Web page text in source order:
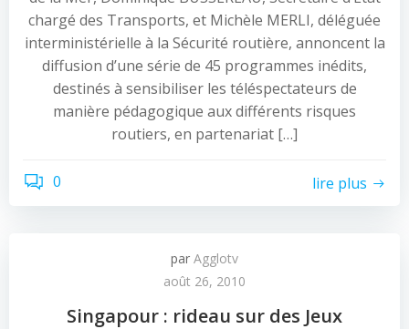
chargé des Transports, et Michèle MERLI, déléguée
interministérielle à la Sécurité routière, annoncent la
diffusion d’une série de 45 programmes inédits,
destinés à sensibiliser les téléspectateurs de
manière pédagogique aux différents risques
routiers, en partenariat […]
0 lire plus
par Agglotv
août 26, 2010
Singapour : rideau sur des Jeux